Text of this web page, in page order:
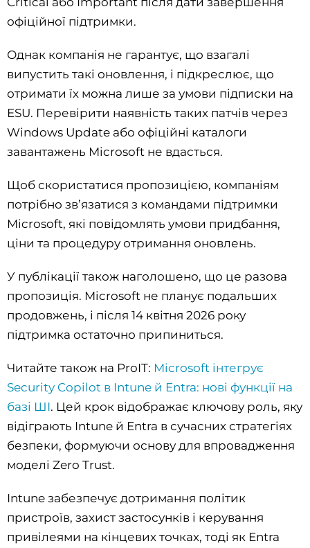
офіційної підтримки.
Однак компанія не гарантує, що взагалі
випустить такі оновлення, і підкреслює, що
отримати їх можна лише за умови підписки на
ESU. Перевірити наявність таких патчів через
Windows Update або офіційні каталоги
завантажень Microsoft не вдасться.
Щоб скористатися пропозицією, компаніям
потрібно зв’язатися з командами підтримки
Microsoft, які повідомлять умови придбання,
ціни та процедуру отримання оновлень.
У публікації також наголошено, що це разова
пропозиція. Microsoft не планує подальших
продовжень, і після 14 квітня 2026 року
підтримка остаточно припиниться.
Читайте також на ProIT: Microsoft інтегрує
Security Copilot в Intune й Entra: нові функції на
базі ШІ. Цей крок відображає ключову роль, яку
відіграють Intune й Entra в сучасних стратегіях
безпеки, формуючи основу для впровадження
моделі Zero Trust.
Intune забезпечує дотримання політик
пристроїв, захист застосунків і керування
привілеями на кінцевих точках, тоді як Entra